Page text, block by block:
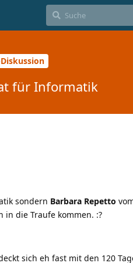
für Informatik
sondern Barbara Repetto
in die Traufe kommen. :?
sich eh fast mit den 120